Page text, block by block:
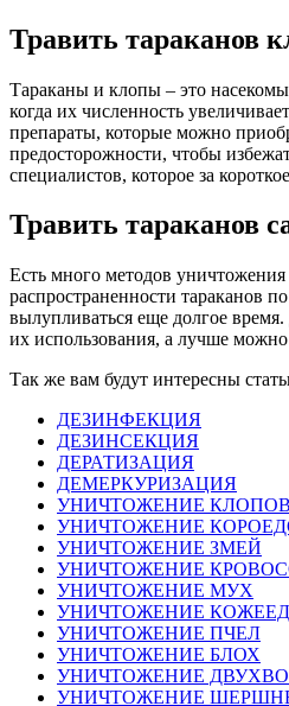
Травить тараканов
Тараканы и клопы – это
когда их численность
препараты, которые можно
предосторожности, чтобы
специалистов, которое за
Травить тараканов
Есть много методов
распространенности тараканов
вылупливаться еще долгое
их использования, а лучше
Так же вам будут интересны
ДЕЗИНФЕКЦИЯ
ДЕЗИНСЕКЦИЯ
ДЕРАТИЗАЦИЯ
ДЕМЕРКУРИЗАЦИЯ
УНИЧТОЖЕНИЕ КЛОПОВ
УНИЧТОЖЕНИЕ
УНИЧТОЖЕНИЕ ЗМЕЙ
УНИЧТОЖЕНИЕ
УНИЧТОЖЕНИЕ МУХ
УНИЧТОЖЕНИЕ
УНИЧТОЖЕНИЕ ПЧЕЛ
УНИЧТОЖЕНИЕ БЛОХ
УНИЧТОЖЕНИЕ
УНИЧТОЖЕНИЕ